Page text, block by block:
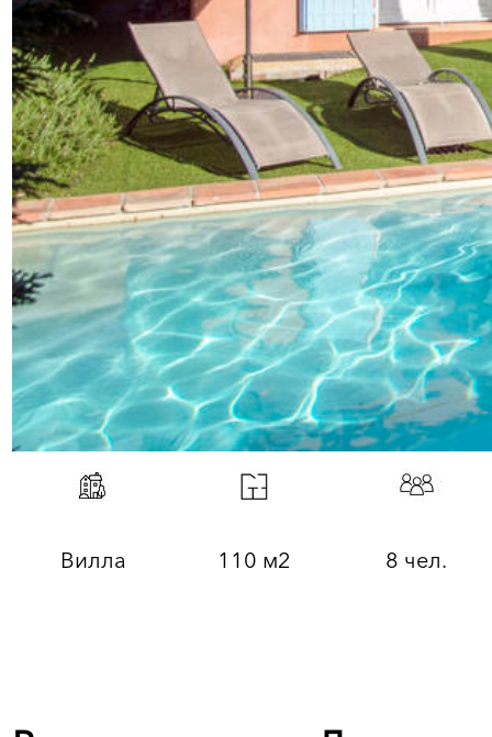
Вилла 110 м2 8 чел.